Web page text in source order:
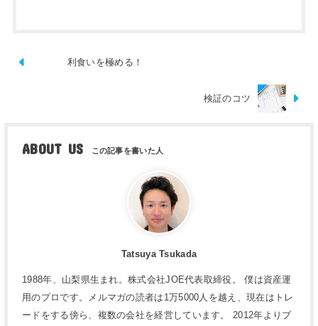
利食いを極める！
検証のコツ
ABOUT US
Tatsuya Tsukada
1988年、山梨県生まれ。株式会社JOE代表取締役。 僕は資産運
用のプロです。メルマガの読者は1万5000人を越え、現在はトレ
ードをする傍ら、複数の会社を経営しています。 2012年よりブ